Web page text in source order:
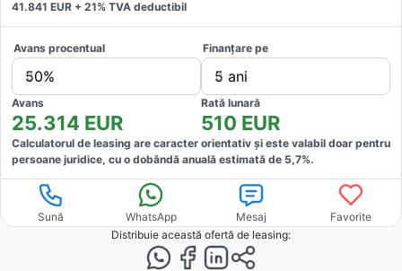
41.841 EUR + 21% TVA deductibil
Avans procentual
50%
Finanțare pe
5 ani
Avans
25.314 EUR
Rată lunară
510 EUR
Calculatorul de leasing are caracter orientativ și este valabil doar pentru
persoane juridice, cu o dobândă anuală estimată de 5,7%.
Sună WhatsApp Mesaj
Favorite
Distribuie această ofertă de leasing: